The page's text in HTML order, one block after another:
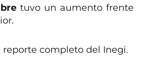
tuvo un aumento frente
reporte completo del Inegi.